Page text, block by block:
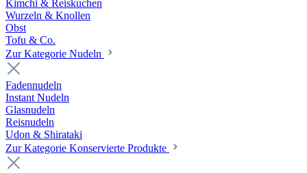
Kimchi & Reiskuchen
Wurzeln & Knollen
Obst
Tofu & Co.
Zur Kategorie Nudeln
Fadennudeln
Instant Nudeln
Glasnudeln
Reisnudeln
Udon & Shirataki
Zur Kategorie Konservierte Produkte